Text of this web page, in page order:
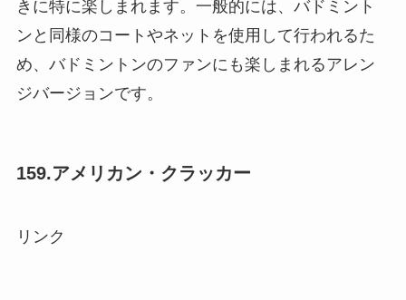
きに特に楽しまれます。一般的には、バドミント
ンと同様のコートやネットを使用して行われるた
め、バドミントンのファンにも楽しまれるアレン
ジバージョンです。
159.アメリカン・クラッカー
リンク